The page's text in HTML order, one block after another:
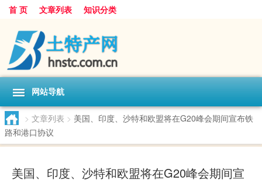
首 页 文章列表 知识分类
网站导航
> 文章列表 > 美国、印度、沙特和欧盟将在G20峰会期间宣布铁
路和港口协议
美国、印度、沙特和欧盟将在G20峰会期间宣